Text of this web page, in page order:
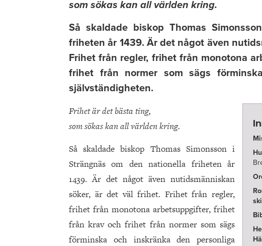
som sökas kan all världen kring.
Så skaldade biskop Thomas
friheten år 1439. Är det något även
Frihet från regler, frihet från monotona
frihet från normer som sägs
självständigheten.
Frihet är det bästa ting,
som sökas kan all världen kring.
Så skaldade biskop Thomas Simonsson i
Strängnäs om den nationella friheten år
1439. Är det något även nutidsmänniskan
söker, är det väl frihet. Frihet från regler,
frihet från monotona arbetsuppgifter, frihet
från krav och frihet från normer som sägs
förminska och inskränka den personliga